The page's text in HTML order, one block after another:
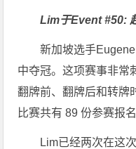
Lim于Event #50:
新加坡选手
中夺冠。这项赛事非常
翻牌前、翻牌后和转牌
比赛共有 89 份参赛报名
Lim已经两次在这